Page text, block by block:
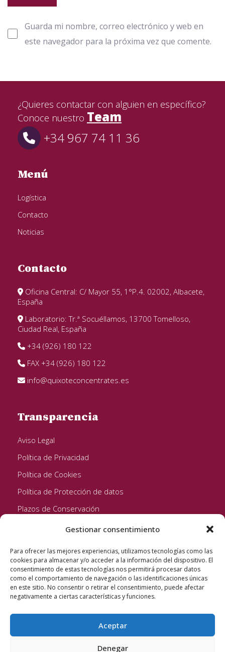
Gestionar consentimiento
Para ofrecer las mejores experiencias, utilizamos tecnologías como las
cookies para almacenar y/o acceder a la información del dispositivo. El
consentimiento de estas tecnologías nos permitirá procesar datos
como el comportamiento de navegación o las identificaciones únicas
en este sitio. No consentir o retirar el consentimiento, puede afectar
negativamente a ciertas características y funciones.
Aceptar
Denegar
Guarda mi nombre, correo electrónico y web en
este navegador para la próxima vez que comente.
¿Quieres contactar con alguien en específico?
Conoce nuestro Team
+34 967 74 11 36
Menú
Logística
Contacto
Noticias
Contacto
Oficina Central: C/ Mayor 55, 1°P.4. 02002, Albacete,
España
Laboratorio: Tr.ª Socuéllamos, 13700 Tomelloso,
Ciudad Real, España
+34 (926) 180 122
FAX +34 (926) 180 122
info@quixoteconcentrates.es
Transparencia
Aviso Legal
Política de Privacidad
Política de Cookies
Política de Protección de datos
Plazos de Conservación
Seguinos!
Quixote Concentrates S.L. 2022 © Reservados todos los
derechos